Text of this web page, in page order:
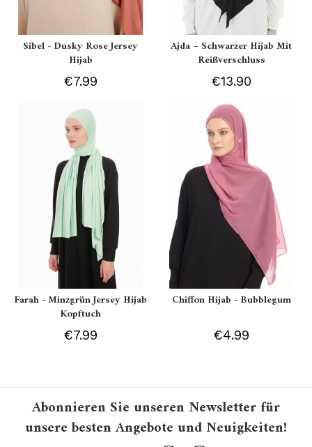
Sibel - Dusky Rose Jersey
Hijab
€7.99
Ajda – Schwarzer Hijab Mit
Reißverschluss
€13.90
Farah - Minzgrün Jersey Hijab
Kopftuch
€7.99
Chiffon Hijab - Bubblegum
€4.99
Abonnieren Sie unseren Newsletter für
unsere besten Angebote und Neuigkeiten!